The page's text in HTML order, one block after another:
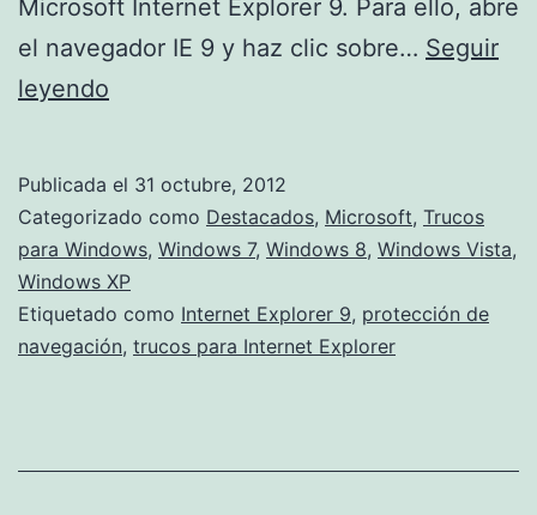
Microsoft Internet Explorer 9. Para ello, abre
el navegador IE 9 y haz clic sobre… Seguir
leyendo
tus
pasos
mientras
navegas
Publicada el 31 octubre, 2012
Categorizado como Destacados, Microsoft, Trucos
para Windows, Windows 7, Windows 8, Windows Vista,
Windows XP
Etiquetado como Internet Explorer 9, protección de
navegación, trucos para Internet Explorer